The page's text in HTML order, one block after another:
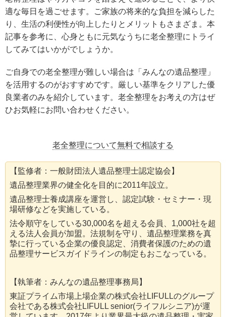
適な毎日を過ごせます。ご家族の将来的な負担を減らした
り、生活の利便性が向上したりとメリットもさまざま。本
記事を参考に、心身ともに元気なうちに老全整理にトライ
してみてはいかがでしょうか。
ご自身での老全整理が難しい場合は「みんなの遺品整理」
を活用するのがおすすめです。厳しい基準をクリアした優
良業者のみを紹介しています。老全整理をお考えの方はぜ
ひお気軽にお問い合わせください。
老全整理について無料で相談する
【監修者：一般財団法人遺品整理士認定協会】
遺品整理業界の健全化を目的に2011年設立。
遺品整理士養成講座を運営し、認定試験・セミナー・現
場研修などを実施している。
法令順守をしている30,000名を超える会員、1,000社を超
える法人会員が加盟。法規制を守り、遺品整理業務を真
摯に行っている企業の優良認定、消費者保護のための遺
品整理サービスガイドラインの制定もおこなっている。
【執筆者：みんなの遺品整理事務局】
東証プライム市場上場企業の株式会社LIFULLのグループ
会社である株式会社LIFULL senior(ライフルシニア)が運